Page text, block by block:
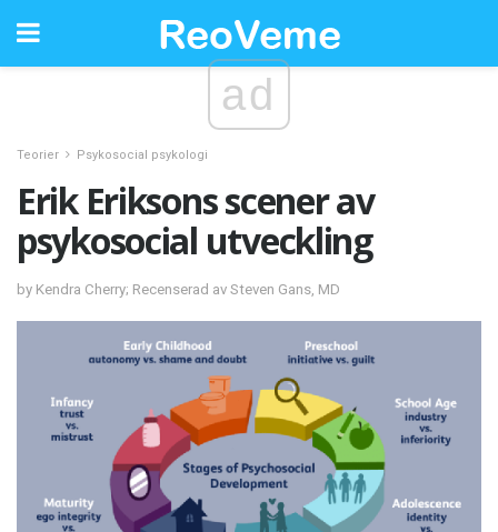
ad
Teorier Psykosocial psykologi
Erik Eriksons scener av
psykosocial utveckling
by Kendra Cherry; Recenserad av Steven Gans, MD